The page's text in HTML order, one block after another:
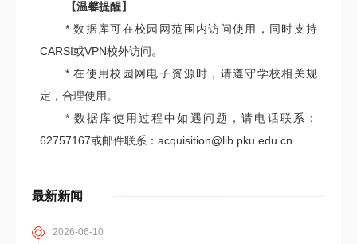
最新新闻
2026-06-10
【温馨提醒】
* 数据库可在校园网范围内访问使用，同时支持
CARSI或VPN校外访问。
* 在使用校园网电子资源时，请遵守学校相关规
定，合理使用。
* 数据库使用过程中如遇问题，请电话联系：
62757167或邮件联系：acquisition@lib.pku.edu.cn